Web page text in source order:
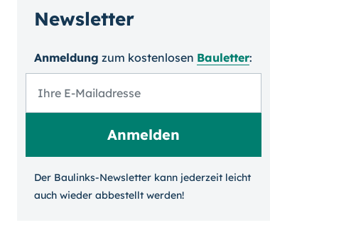
Newsletter
Anmeldung zum kosten­losen Bauletter:
Der Baulinks-Newsletter kann jeder­zeit leicht
auch wieder ab­bestellt werden!